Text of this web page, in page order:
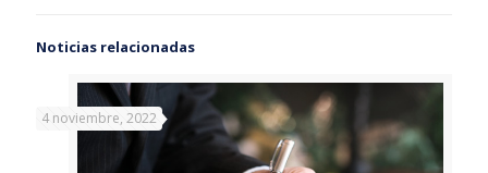
Noticias relacionadas
4 noviembre, 2022